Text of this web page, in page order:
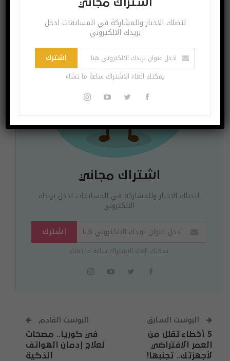
اشتراك مجاني
لتصلك الاخبار وللمشاركة في المسابقات ادخل بريدك
الالكتروني
اشترك
يمكنك الغاء الاشتراك ساعة ما تشاء
البوست السابق
5 أخطاء تقلل من
العمر الافتراضي
لأجهزتك.. تجنبها!
البوست القادم
في كوريا.. مصحات
لعلاج إدمان الهواتف
الذكية
اشتراك مجاني
لتصلك الاخبار وللمشاركة في المسابقات ادخل
بريدك الالكتروني
اشترك
يمكنك الغاء الاشتراك ساعة ما تشاء